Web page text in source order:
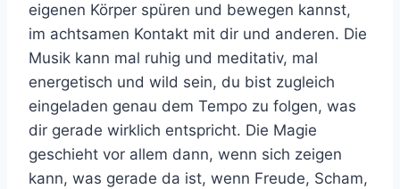
eigenen Körper spüren und bewegen kannst,
im achtsamen Kontakt mit dir und anderen. Die
Musik kann mal ruhig und meditativ, mal
energetisch und wild sein, du bist zugleich
eingeladen genau dem Tempo zu folgen, was
dir gerade wirklich entspricht. Die Magie
geschieht vor allem dann, wenn sich zeigen
kann, was gerade da ist, wenn Freude, Scham,